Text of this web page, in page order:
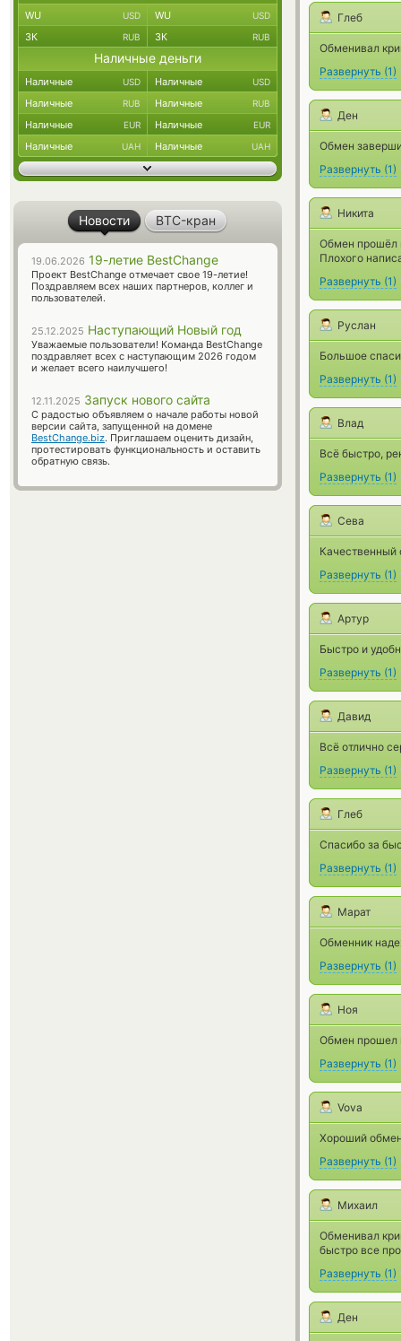
Глеб
Обменивал
Развернуть (1)
Ден
Обмен
Развернуть (1)
Никита
Обмен прошёл
Плохого
Развернуть (1)
Руслан
Большое
Развернуть (1)
Влад
Всё быстро,
Развернуть (1)
Сева
Качественный
Развернуть (1)
Артур
Быстро и
Развернуть (1)
Давид
Всё отлично
Развернуть (1)
Глеб
Спасибо за
Развернуть (1)
Марат
Обменник
Развернуть (1)
Ноя
Обмен прошел
Развернуть (1)
Vova
Хороший
Развернуть (1)
Михаил
Обменивал
быстро все
Развернуть (1)
Ден
WU USD WU USD
ЗК RUB ЗК RUB
Наличные деньги
Наличные USD Наличные USD
Наличные RUB Наличные RUB
Наличные EUR Наличные EUR
Наличные UAH Наличные UAH
Новости BTC-кран
19.06.2026 19-летие BestChange
Проект BestChange отмечает свое 19-летие!
Поздравляем всех наших партнеров, коллег и
пользователей.
25.12.2025 Наступающий Новый год
Уважаемые пользователи! Команда BestChange
поздравляет всех с наступающим 2026 годом
и желает всего наилучшего!
12.11.2025 Запуск нового сайта
С радостью объявляем о начале работы новой
версии сайта, запущенной на домене
BestChange.biz. Приглашаем оценить дизайн,
протестировать функциональность и оставить
обратную связь.